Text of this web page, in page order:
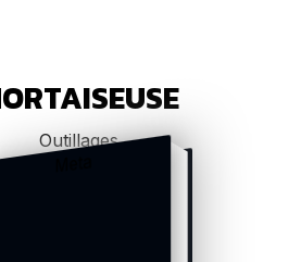
Outillages